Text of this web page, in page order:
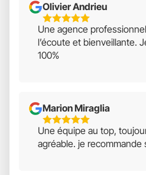
Olivier Andrieu
5
Étoiles
Sur
5
Une agence
l’écoute et bienveillante.
100%
Marion Miraglia
5
Étoiles
Sur
Une équipe au top,
agréable. je recommande